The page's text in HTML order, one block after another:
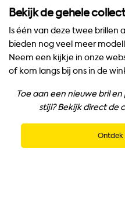
Bekijk de gehele
Is één van deze twee brillen
bieden nog veel meer
Neem een kijkje in onze
of kom langs bij ons in de
Toe aan een nieuwe bril
stijl? Bekijk direct de
Ontdek